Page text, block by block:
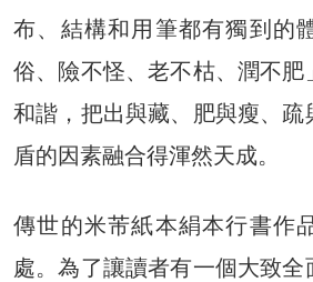
布、結構和用筆都有獨到的
俗、險不怪、老不枯、潤不肥
和諧，把出與藏、肥與瘦、疏
盾的因素融合得渾然天成。
傳世的米芾紙本絹本行書作
處。為了讓讀者有一個大致